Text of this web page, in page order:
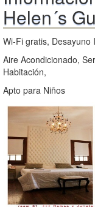
Helen´s
Wi-Fi gratis, Desayuno
Aire Acondicionado,
Habitación,
Apto para Niños